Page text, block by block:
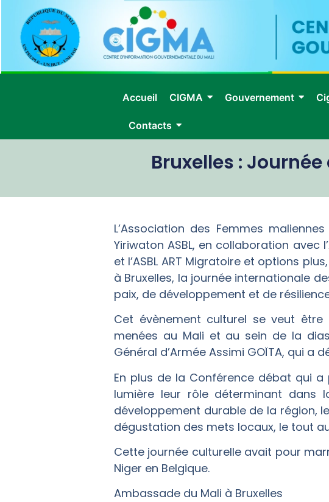
Accueil CIGMA Gouvernement
Contacts
Bruxelles :
L’Association des Femmes
Yiriwaton ASBL, en collaboration avec
et l’ASBL ART Migratoire et options
à Bruxelles, la journée internationale
paix, de développement et de
Cet évènement culturel se veut
menées au Mali et au sein de la
Général d’Armée Assimi GOÏTA, qui a
En plus de la Conférence débat qui
lumière leur rôle déterminant dans
développement durable de la région,
dégustation des mets locaux, le tout
Cette journée culturelle avait pour
Niger en Belgique.
Ambassade du Mali à Bruxelles